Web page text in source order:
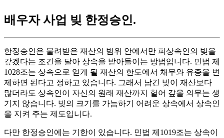
배우자 사업 빚 한정승인.
한정승인은 물려받은 재산의 범위 안에서만 피상속인의 빚을
갚겠다는 조건을 달아 상속을 받아들이는 방법입니다. 민법 제
1028조는 상속으로 얻게 될 재산의 한도에서 채무와 유증을 변
제하면 된다고 정하고 있습니다. 그래서 남긴 빚이 재산보다
많더라도 상속인이 자신의 원래 재산까지 헐어 갚을 의무는 생
기지 않습니다. 빚의 크기를 가늠하기 어려운 상속에서 상속인
을 지켜 주는 제도입니다.
다만 한정승인에는 기한이 있습니다. 민법 제1019조는 상속이